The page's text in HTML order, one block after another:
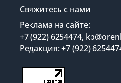
Свяжитесь с нами
Реклама на сайте:
+7 (922) 6254474,
Редакция: +7 (922)